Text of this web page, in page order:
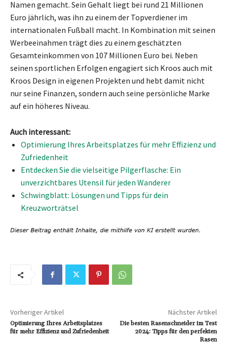
Namen gemacht. Sein Gehalt liegt bei rund 21 Millionen
Euro jährlich, was ihn zu einem der Topverdiener im
internationalen Fußball macht. In Kombination mit seinen
Werbeeinahmen trägt dies zu einem geschätzten
Gesamteinkommen von 107 Millionen Euro bei. Neben
seinen sportlichen Erfolgen engagiert sich Kroos auch mit
Kroos Design in eigenen Projekten und hebt damit nicht
nur seine Finanzen, sondern auch seine persönliche Marke
auf ein höheres Niveau.
Auch interessant:
Optimierung Ihres Arbeitsplatzes für mehr Effizienz und
Zufriedenheit
Entdecken Sie die vielseitige Pilgerflasche: Ein
unverzichtbares Utensil für jeden Wanderer
Schwingblatt: Lösungen und Tipps für dein
Kreuzworträtsel
Vorheriger Artikel
Optimierung Ihres Arbeitsplatzes
für mehr Effizienz und Zufriedenheit
Nächster Artikel
Die besten Rasenschneider im Test
2024: Tipps für den perfekten
Rasen